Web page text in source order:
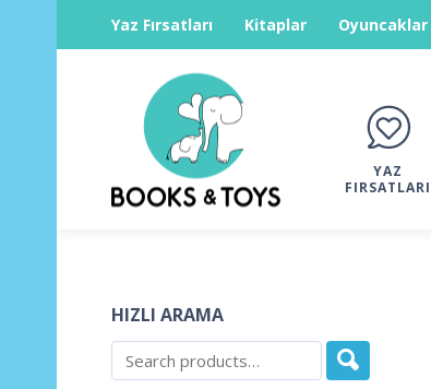
Yaz Fırsatları Kitaplar Oyuncaklar
YAZ
FIRSATLARI
HIZLI ARAMA